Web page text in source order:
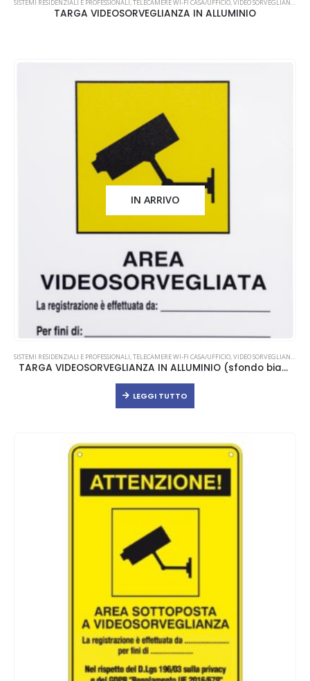
SISTEMI RESIDENZIALI E PROFESSIONALI ,TELECAMERE WI-FI CASA/UFFICIO,VIDEO SORVEGLIANZA
TARGA VIDEOSORVEGLIANZA IN ALLUMINIO
IN ARRIVO
SISTEMI RESIDENZIALI E PROFESSIONALI,TELECAMERE WI-FI CASA/UFFICIO,VIDEO SORVEGLIANZA
TARGA VIDEOSORVEGLIANZA IN ALLUMINIO (sfondo bianco)
LEGGI TUTTO